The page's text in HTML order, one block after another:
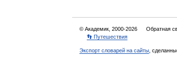
© Академик, 2000-2026 Обратная
👣 Путешествия
Экспорт словарей на сайты ,